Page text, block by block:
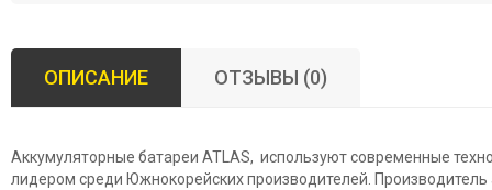
ОПИСАНИЕ ОТЗЫВЫ (0)
Аккумуляторные батареи ATLAS, используют современные
лидером среди Южнокорейских производителей. Производитель